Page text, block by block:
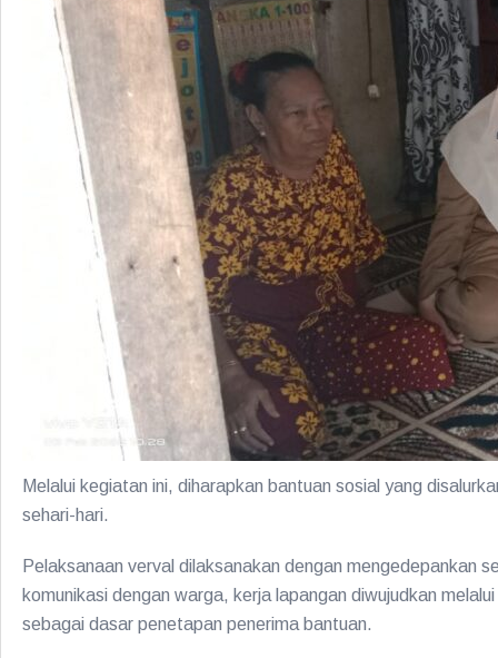
Melalui kegiatan ini, diharapkan bantuan sosial yang
sehari-hari.
Pelaksanaan verval dilaksanakan dengan mengedepankan
komunikasi dengan warga, kerja lapangan diwujudkan
sebagai dasar penetapan penerima bantuan.